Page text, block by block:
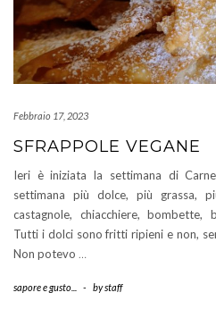
Febbraio 17, 2023
SFRAPPOLE VEGANE
Ieri è iniziata la settimana di
settimana più dolce, più grassa,
castagnole, chiacchiere, bombette,
Tutti i dolci sono fritti ripieni e non,
Non potevo …
sapore e gusto... - bystaff